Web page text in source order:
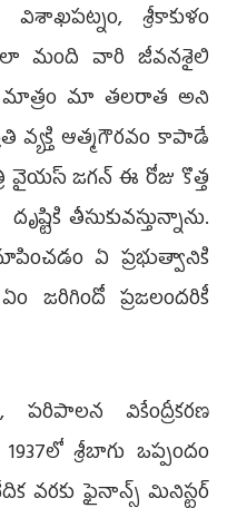
శ్రీకాకుళం
మంది వారి జీవనశైలి
మాత్రం మా తలరాత అని
వ్యక్తి ఆత్మగౌరవం కాపాడే
వైయస్‌ జగన్‌ ఈ రోజు కొత్త
తీసుకువస్తున్నాను.
ఏ ప్రభుత్వానికి
జరిగిందో ప్రజలందరికీ
పరిపాలన వికేంద్రీకరణ
శ్రీబాగు ఒప్పందం
వరకు ఫైనాన్స్‌ మినిస్టర్‌